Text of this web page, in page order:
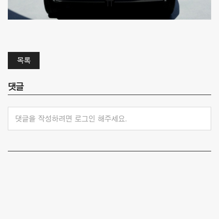
목록
댓글
댓글을 작성하려면 로그인 해주세요.